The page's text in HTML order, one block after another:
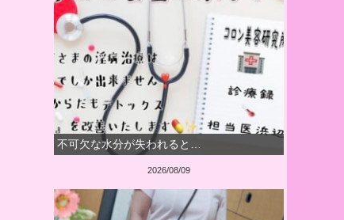
不可欠な水分が失われると…
2026/08/09